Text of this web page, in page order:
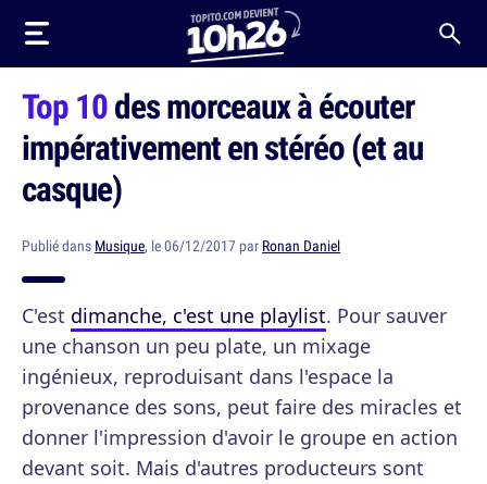
Top 10des morceaux à écouter
impérativement en stéréo (et au
casque)
Publié dans Musique, le 06/12/2017 par Ronan Daniel
C'est dimanche, c'est une playlist. Pour sauver
une chanson un peu plate, un mixage
ingénieux, reproduisant dans l'espace la
provenance des sons, peut faire des miracles et
donner l'impression d'avoir le groupe en action
devant soit. Mais d'autres producteurs sont